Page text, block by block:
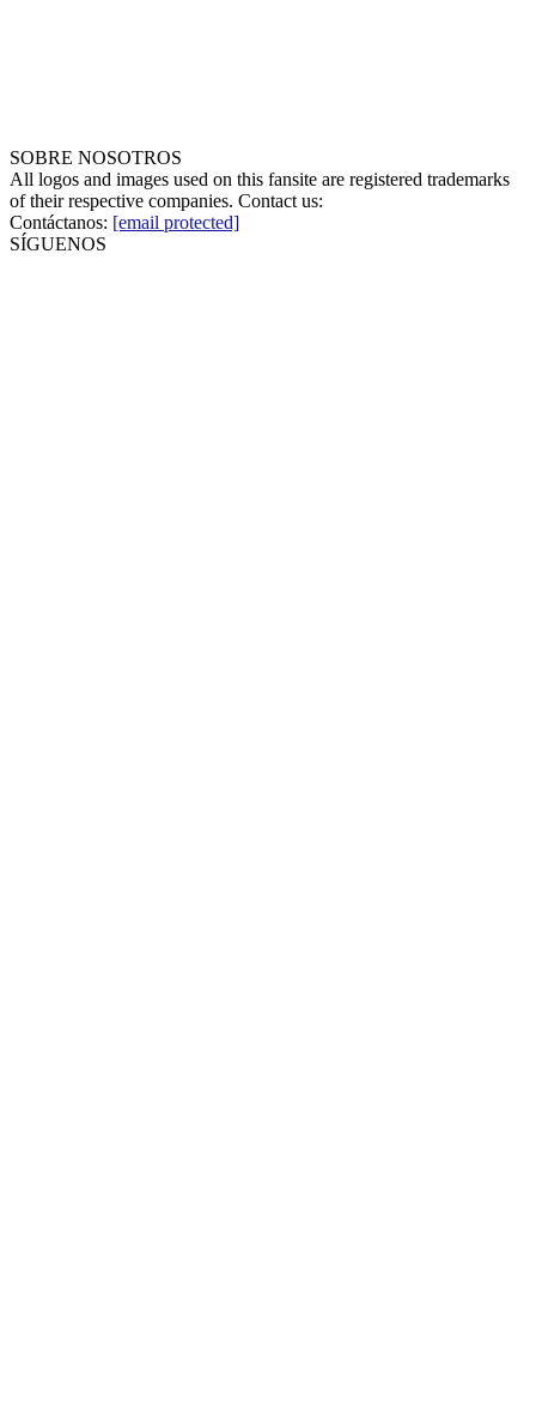
SOBRE NOSOTROS
All logos and images used on this fansite are registered trademarks
of their respective companies. Contact us:
Contáctanos: [email protected]
SÍGUENOS